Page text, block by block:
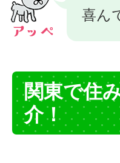
喜ん
関東で住
介！